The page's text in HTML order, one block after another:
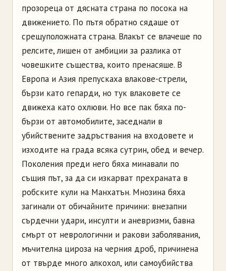
прозореца от дясната страна по посока на
движението. По пътя обратно сядаше от
срещуположната страна. Влакът се влачеше по
релсите, лишен от амбиции за разлика от
човешките същества, които пренасяше. В
Европа и Азия препускаха влакове-стрели,
бързи като гепарди, но тук влаковете се
движеха като охлюви. Но все пак бяха по-
бързи от автомобилите, заседнали в
убийствените задръствания на входовете и
изходите на града всяка сутрин, обед и вечер.
Поколения преди него бяха минавали по
същия път, за да си изкарват прехраната в
робските кули на Манхатън. Мнозина бяха
загинали от обичайните причини: внезапни
сърдечни удари, инсулти и аневризми, бавна
смърт от неврологични и ракови заболявания,
мъчителна цироза на черния дроб, причинена
от твърде много алкохол, или самоубийства